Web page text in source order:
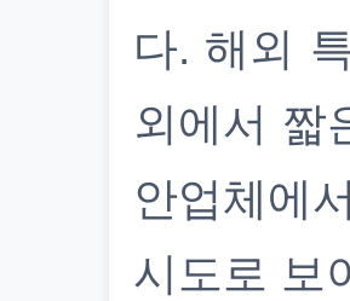
다. 해외
외에서 짧
안업체에
시도로 보